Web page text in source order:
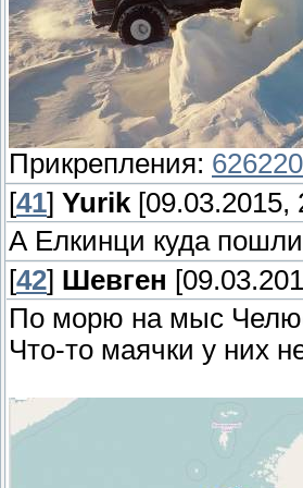
администрации.
метеоролог
но нас научили
надо посмотреть
была ситуация,
дверь. Открыли,
естественно,
надо просто
иправильного
Кстати, вчера
на материк в
Благодаря
атомного
этому судну!
внутреннего
Когда погода
Старблейзер и
конечно,
Вряд ли в
побывать, но
современных в
Прикрепления:
[41] Yurik [09.03.2015,
А Елкинци куда
[42] Шевген
По морю на мыс
Что-то маячки у них